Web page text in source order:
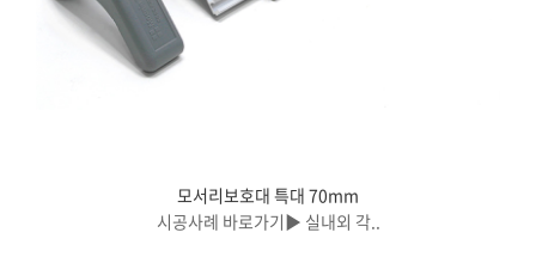
모서리보호대 특대 70mm
시공사례 바로가기▶ 실내외 각..